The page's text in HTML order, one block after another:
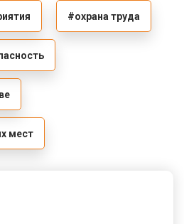
#охрана труда
мест